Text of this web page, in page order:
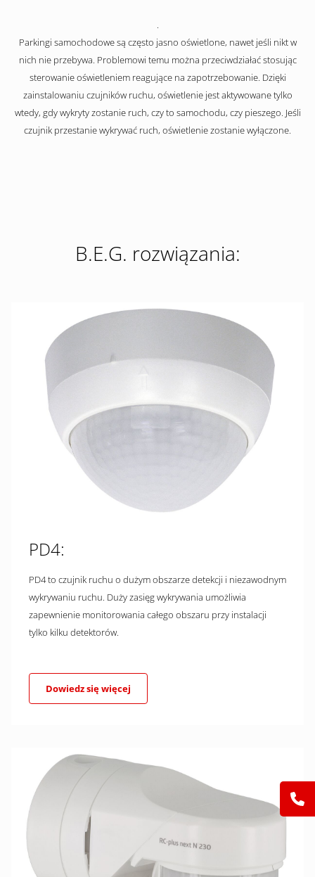
.
Parkingi samochodowe są często jasno oświetlone, nawet jeśli nikt w
nich nie przebywa. Problemowi temu można przeciwdziałać stosując
sterowanie oświetleniem reagujące na zapotrzebowanie. Dzięki
zainstalowaniu czujników ruchu, oświetlenie jest aktywowane tylko
wtedy, gdy wykryty zostanie ruch, czy to samochodu, czy pieszego. Jeśli
czujnik przestanie wykrywać ruch, oświetlenie zostanie wyłączone.
B.E.G. rozwiązania:
PD4:
PD4 to czujnik ruchu o dużym obszarze detekcji i niezawodnym
wykrywaniu ruchu. Duży zasięg wykrywania umożliwia
zapewnienie monitorowania całego obszaru przy instalacji
tylko kilku detektorów.
Dowiedz się więcej